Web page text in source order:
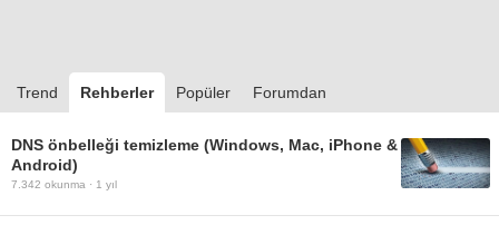
Trend Rehberler Popüler Forumdan
DNS önbelleği temizleme (Windows, Mac, iPhone &
Android)
7.342 okunma · 1 yıl